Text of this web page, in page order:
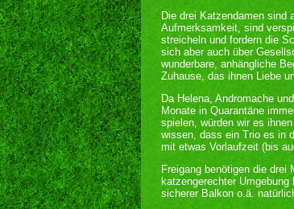
Die drei Katzendamen sind
Aufmerksamkeit, sind
streicheln und fordern die
sich aber auch über
wunderbare, anhängliche
Zuhause, das ihnen Liebe
Da Helena, Andromache
Monate in Quarantäne
spielen, würden wir es
wissen, dass ein Trio es in
mit etwas Vorlaufzeit (bis
Freigang benötigen die
katzengerechter
sicherer Balkon o.ä.